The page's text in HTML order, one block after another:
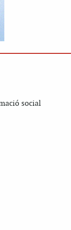
social